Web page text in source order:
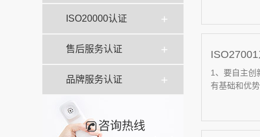
ISO20000认证
售后服务认证
品牌服务认证
咨询热线
1、要自主创
有基础和优